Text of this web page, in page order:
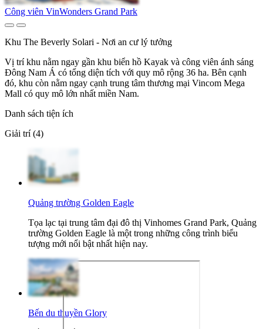
Công viên VinWonders Grand Park
Khu The Beverly Solari - Nơi an cư lý tưởng
Vị trí khu nằm ngay gần khu biển hồ Kayak và công viên ánh sáng
Đông Nam Á có tổng diện tích với quy mô rộng 36 ha. Bên cạnh
đó, khu còn nằm ngay cạnh trung tâm thương mại Vincom Mega
Mall có quy mô lớn nhất miền Nam.
Danh sách tiện ích
Giải trí (4)
Quảng trường Golden Eagle
Tọa lạc tại trung tâm đại đô thị Vinhomes Grand Park, Quảng
trường Golden Eagle là một trong những công trình biểu
tượng mới nổi bật nhất hiện nay.
Bến du thuyền Glory